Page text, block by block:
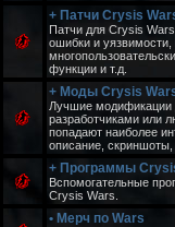
+ Патчи Crysis
Патчи для Crysis
ошибки и уязвимости,
функции и т.д.
+ Моды Crysis
Лучшие модификации
разработчиками или
попадают наиболее
описание, скриншоты,
+ Программы
Вспомогательные
Crysis Wars.
• Мерч по Wars